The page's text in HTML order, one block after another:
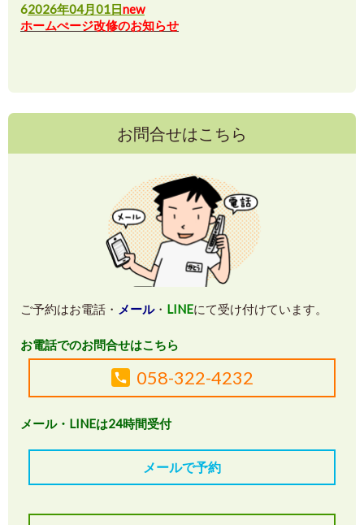
62026年04月01日new
ホームぺージ改修のお知らせ
お問合せはこちら
ご予約はお電話・ メール・ LINEにて受け付けています。
お電話でのお問合せはこちら
058-322-4232
メール・LINEは24時間受付
メールで予約